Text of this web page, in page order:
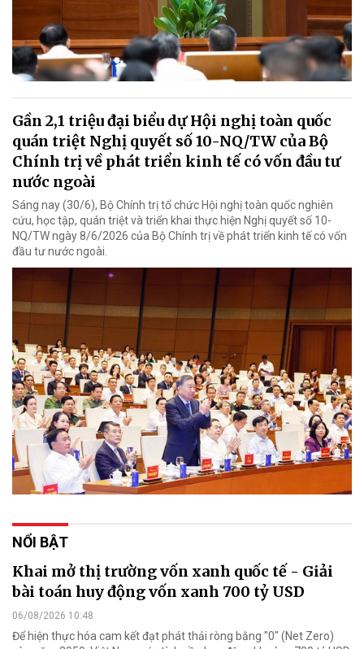
Gần 2,1 triệu đại biểu dự Hội nghị toàn quốc
quán triệt Nghị quyết số 10-NQ/TW của Bộ
Chính trị về phát triển kinh tế có vốn đầu tư
nước ngoài
Sáng nay (30/6), Bộ Chính trị tổ chức Hội nghị toàn quốc nghiên
cứu, học tập, quán triệt và triển khai thực hiện Nghị quyết số 10-
NQ/TW ngày 8/6/2026 của Bộ Chính trị về phát triển kinh tế có vốn
đầu tư nước ngoài.
NỔI BẬT
Khai mở thị trường vốn xanh quốc tế - Giải
bài toán huy động vốn xanh 700 tỷ USD
06/08/2026 10:48
Để hiện thực hóa cam kết đạt phát thải ròng bằng "0" (Net Zero)